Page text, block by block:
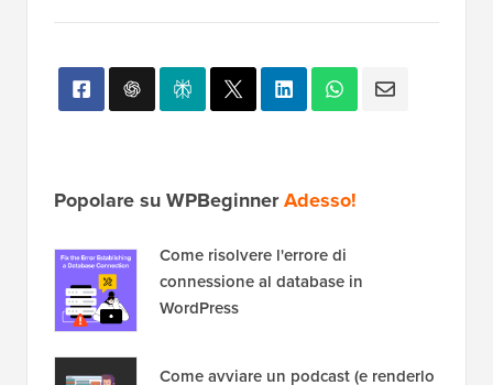
Popolare su WPBeginnerAdesso!
Come risolvere l'errore di
connessione al database in
WordPress
Come avviare un podcast (e renderlo